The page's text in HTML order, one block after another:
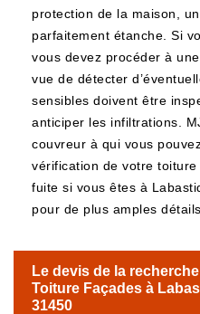
protection de la maison,
parfaitement étanche. Si
vous devez procéder à
vue de détecter
sensibles doivent être
anticiper les infiltrations.
couvreur à qui vous
vérification de votre
fuite si vous êtes à
pour de plus amples
Le devis de la
Toiture Façades à
31450